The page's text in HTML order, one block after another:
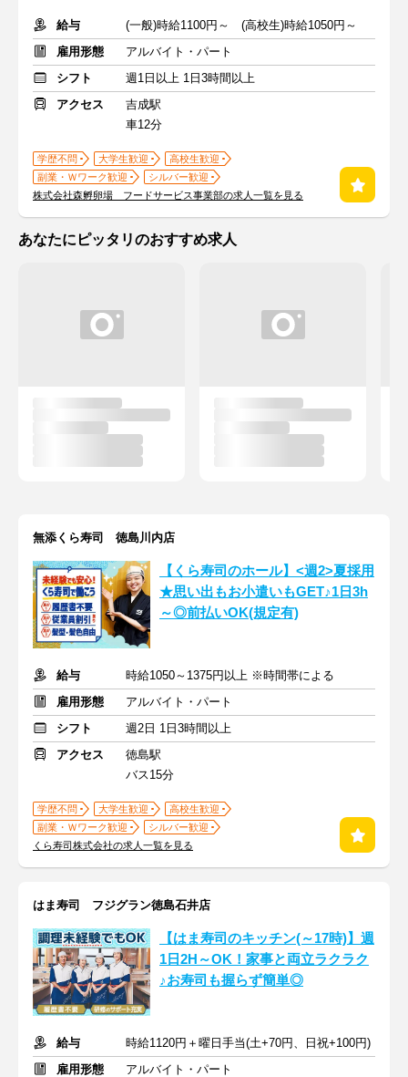
給与
(一般)時給1100円～ (高校生)時給1050円～
雇用形態
アルバイト・パート
シフト
週1日以上 1日3時間以上
アクセス
吉成駅
車12分
学歴不問 大学生歓迎
高校生歓迎
副業・Ｗワーク歓迎
シルバー歓迎
株式会社森孵卵場 フードサービス事業部の求人一覧を見る
あなたにピッタリのおすすめ求人
無添くら寿司 徳島川内店
【くら寿司のホール】<週2>夏採用
★思い出もお小遣いもGET♪1日3h
～◎前払いOK(規定有)
給与
時給1050～1375円以上 ※時間帯による
雇用形態
アルバイト・パート
シフト
週2日 1日3時間以上
アクセス
徳島駅
バス15分
学歴不問 大学生歓迎
高校生歓迎
副業・Ｗワーク歓迎
シルバー歓迎
くら寿司株式会社の求人一覧を見る
はま寿司 フジグラン徳島石井店
【はま寿司のキッチン(～17時)】週
1日2H～OK！家事と両立ラクラク
♪お寿司も握らず簡単◎
給与
時給1120円＋曜日手当(土+70円、日祝+100円)
雇用形態
アルバイト・パート